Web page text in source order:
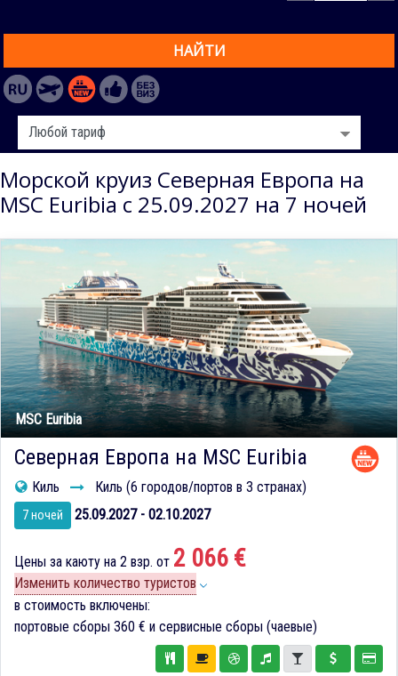
НАЙТИ
Морской круиз Северная Европа на
MSC Euribia с 25.09.2027 на 7 ночей
MSC Euribia
Северная Европа на MSC Euribia
Киль Киль (6 городов/портов в 3 странах)
7 ночей 25.09.2027 - 02.10.2027
Цены за каюту на 2 взр. от 2 066 €
Изменить количество туристов
в стоимость включены:
портовые сборы 360 € и сервисные сборы (чаевые)